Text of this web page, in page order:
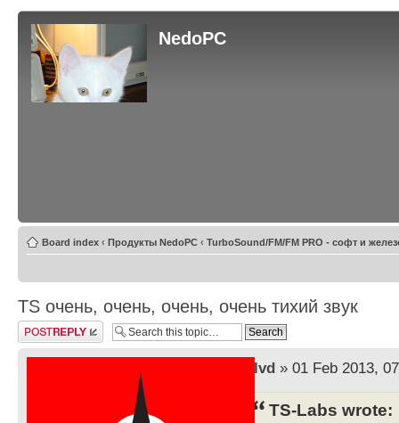
NedoPC
Board index ‹ Продукты NedoPC ‹ TurboSound/FM/FM PRO - софт и
TS очень, очень, очень, очень тихий звук
Post a reply
lvd» 01 Feb 2013,
TS-Labs wrote: